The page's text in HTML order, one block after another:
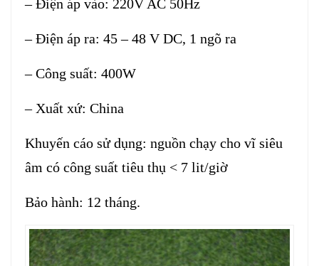
– Điện áp vào: 220V AC 50Hz
– Điện áp ra: 45 – 48 V DC, 1 ngõ ra
– Công suất: 400W
– Xuất xứ: China
Khuyến cáo sử dụng: nguồn chạy cho vĩ siêu
âm có công suất tiêu thụ < 7 lit/giờ
Bảo hành: 12 tháng.